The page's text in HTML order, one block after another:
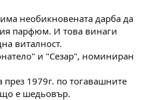
необикновената дарба да
парфюм. И това винаги
виталност.
и "Сезар", номиниран
1979г. по тогавашните
е шедьовър.